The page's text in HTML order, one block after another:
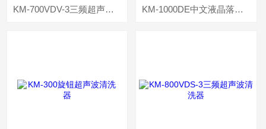
KM-700VDV-3三频超声波清洗器 KM-1000DE中文液晶落地式超声波清洗器